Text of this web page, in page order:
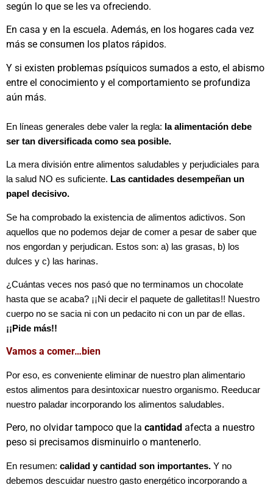
según lo que se les va ofreciendo.
En casa y en la escuela. Además, en los hogares cada vez
más se consumen los platos rápidos.
Y si existen problemas psíquicos sumados a esto, el abismo
entre el conocimiento y el comportamiento se profundiza
aún más.
En líneas generales debe valer la regla: la alimentación debe
ser tan diversificada como sea posible.
La mera división entre alimentos saludables y perjudiciales para
la salud NO es suficiente. Las cantidades desempeñan un
papel decisivo.
Se ha comprobado la existencia de alimentos adictivos. Son
aquellos que no podemos dejar de comer a pesar de saber que
nos engordan y perjudican. Estos son: a) las grasas, b) los
dulces y c) las harinas.
¿Cuántas veces nos pasó que no terminamos un chocolate
hasta que se acaba? ¡¡Ni decir el paquete de galletitas!! Nuestro
cuerpo no se sacia ni con un pedacito ni con un par de ellas.
¡¡Pide más!!
Vamos a comer…bien
Por eso, es conveniente eliminar de nuestro plan alimentario
estos alimentos para desintoxicar nuestro organismo. Reeducar
nuestro paladar incorporando los alimentos saludables.
Pero, no olvidar tampoco que la cantidad afecta a nuestro
peso si precisamos disminuirlo o mantenerlo.
En resumen: calidad y cantidad son importantes. Y no
debemos descuidar nuestro gasto energético incorporando a